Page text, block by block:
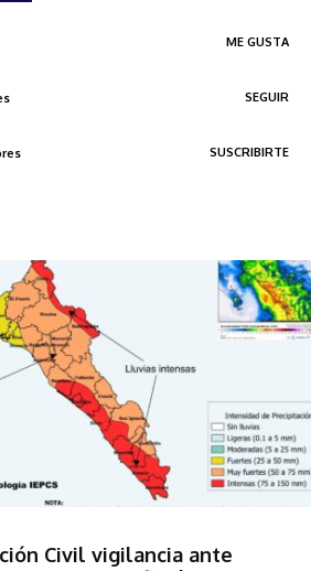
ME GUSTA
SEGUIR
SUSCRIBIRTE
Civil vigilancia ante